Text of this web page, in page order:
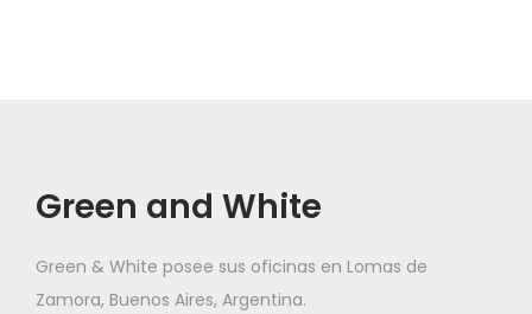
Green and White
Green & White posee sus oficinas en Lomas de
Zamora, Buenos Aires, Argentina.